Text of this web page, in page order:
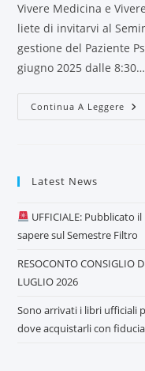
Vivere Medicina e
liete di invitarvi al
gestione del Paziente
giugno 2025 dalle 8:30…
Continua A Leggere
Latest News
UFFICIALE: Pubblicato
sapere sul Semestre Filtro
RESOCONTO CONSIGLIO
LUGLIO 2026
Sono arrivati i libri ufficiali
dove acquistarli con fiducia